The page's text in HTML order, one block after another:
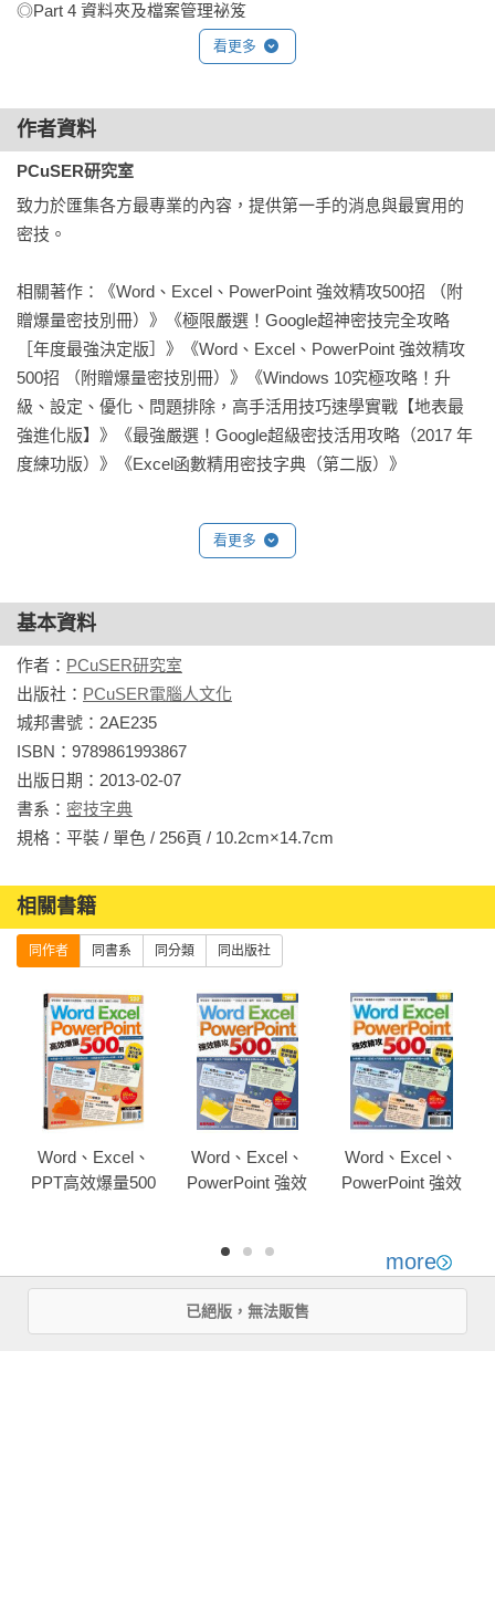
◎Part 4 資料夾及檔案管理祕笈
◎Part 5 Windows Media Player進階玩法
◎Part 6 硬碟清理與備份還原
◎Part 8 Windows&區網飆速體驗
◎Part 9 管理使用者帳戶
◎Part 10 密碼設定/破解攻防
看更多
作者資料
PCuSER研究室
致力於匯集各方最專業的內容，提供第一手的消息與最實用的
密技。
相關著作：《Word、Excel、PowerPoint 強效精攻500招 （附
贈爆量密技別冊）》《極限嚴選！Google超神密技完全攻略
［年度最強決定版］》《Word、Excel、PowerPoint 強效精攻
500招 （附贈爆量密技別冊）》《Windows 10究極攻略！升
級、設定、優化、問題排除，高手活用技巧速學實戰【地表最
強進化版】》《最強嚴選！Google超級密技活用攻略（2017 年
度練功版）》《Excel函數精用密技字典（第二版）》
看更多
基本資料
作者： PCuSER研究室
出版社： PCuSER電腦人文化
城邦書號：2AE235
ISBN：9789861993867
出版日期：2013-02-07
書系： 密技字典
規格：平裝 / 單色 / 256頁 / 10.2cm×14.7cm
相關書籍
同作者 同書系 同分類 同出版社
Word、Excel、
PPT高效爆量500
Word、Excel、
PowerPoint 強效
Word、Excel、
PowerPoint 強效
more
已絕版，無法販售